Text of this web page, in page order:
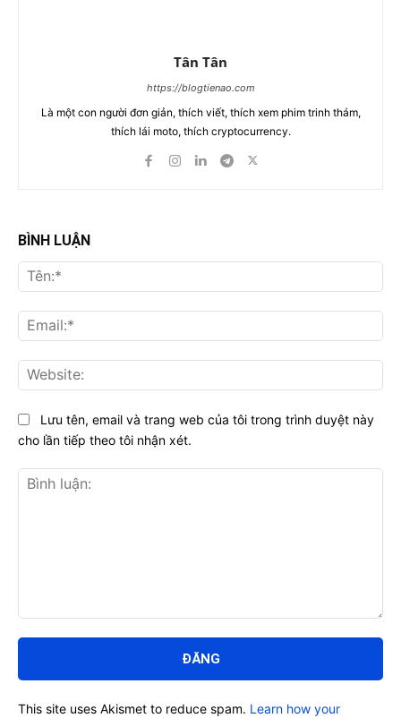
Tân Tân
https://blogtienao.com
Là một con người đơn giản, thích viết, thích xem phim trinh thám,
thích lái moto, thích cryptocurrency.
BÌNH LUẬN
luận:
Lưu tên, email và trang web của tôi trong trình duyệt này
cho lần tiếp theo tôi nhận xét.
This site uses Akismet to reduce spam. Learn how your